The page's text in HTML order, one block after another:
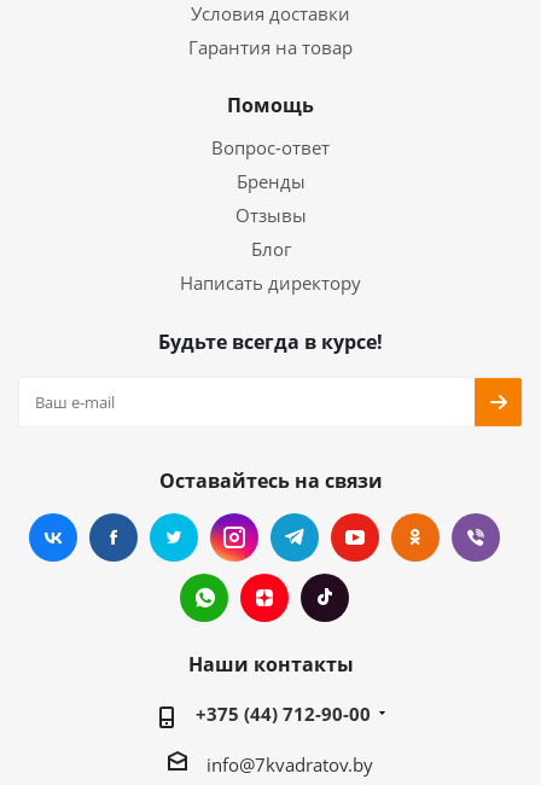
Условия доставки
Гарантия на товар
Помощь
Вопрос-ответ
Бренды
Отзывы
Блог
Написать директору
Будьте всегда в курсе!
Оставайтесь на связи
Наши контакты
+375 (44) 712-90-00
info@7kvadratov.by